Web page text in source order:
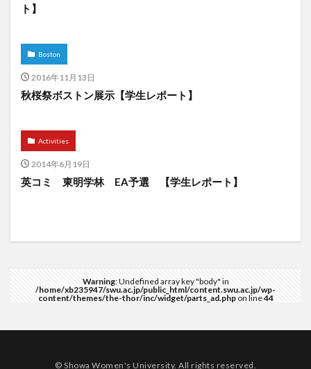
ト】
Boston
2016年11月13日
秋桜祭ボストン展示【学生レポート】
Activities
2014年6月19日
英コミ 東明学林 EA予選 【学生レポート】
Warning: Undefined array key "body" in
/home/xb235947/swu.ac.jp/public_html/content.swu.ac.jp/wp-
content/themes/the-thor/inc/widget/parts_ad.phpon line44
© Showa Women's University. All rights reserved.